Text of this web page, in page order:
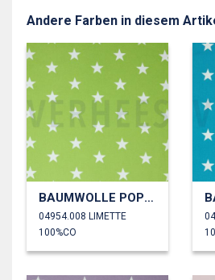
Andere Farben in diesem
BAUMWOLLE POPELINE STERNE
04954.008 LIMETTE
100%CO